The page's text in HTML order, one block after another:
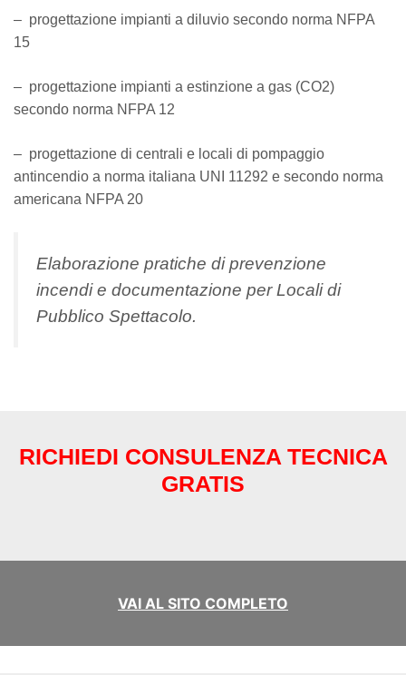
– progettazione impianti a diluvio secondo norma NFPA
15
– progettazione impianti a estinzione a gas (CO2)
secondo norma NFPA 12
– progettazione di centrali e locali di pompaggio
antincendio a norma italiana UNI 11292 e secondo norma
americana NFPA 20
Elaborazione pratiche di prevenzione
incendi e documentazione per Locali di
Pubblico Spettacolo.
RICHIEDI CONSULENZA TECNICA
GRATIS
VAI AL SITO COMPLETO